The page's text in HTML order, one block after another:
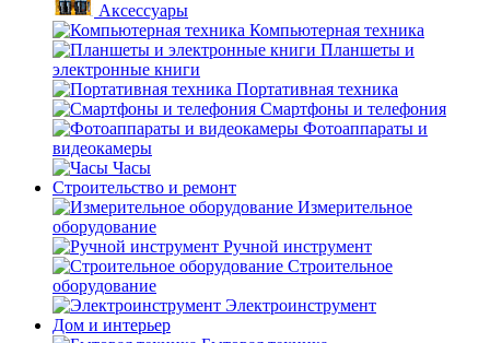
Аксессуары
Компьютерная техника
Планшеты и
электронные книги
Портативная техника
Смартфоны и телефония
Фотоаппараты и
видеокамеры
Часы
Строительство и ремонт
Измерительное
оборудование
Ручной инструмент
Строительное
оборудование
Электроинструмент
Дом и интерьер